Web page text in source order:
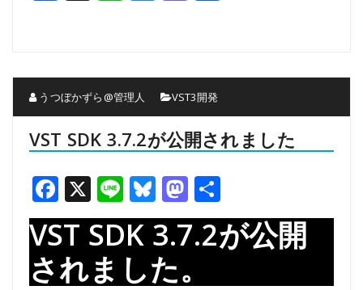
うつぼかずら@管理人 VST3開発
VST SDK 3.7.2が公開されました
Facebook
X LineBluesky
Mastodon
有
VST SDK 3.7.2が公開
されました。